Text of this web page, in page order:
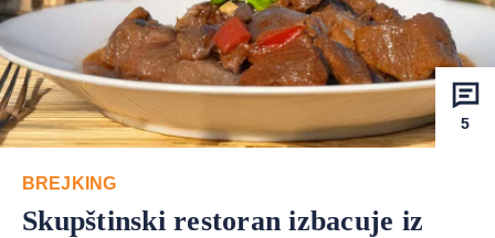
5
BREJKING
Skupštinski restoran izbacuje iz